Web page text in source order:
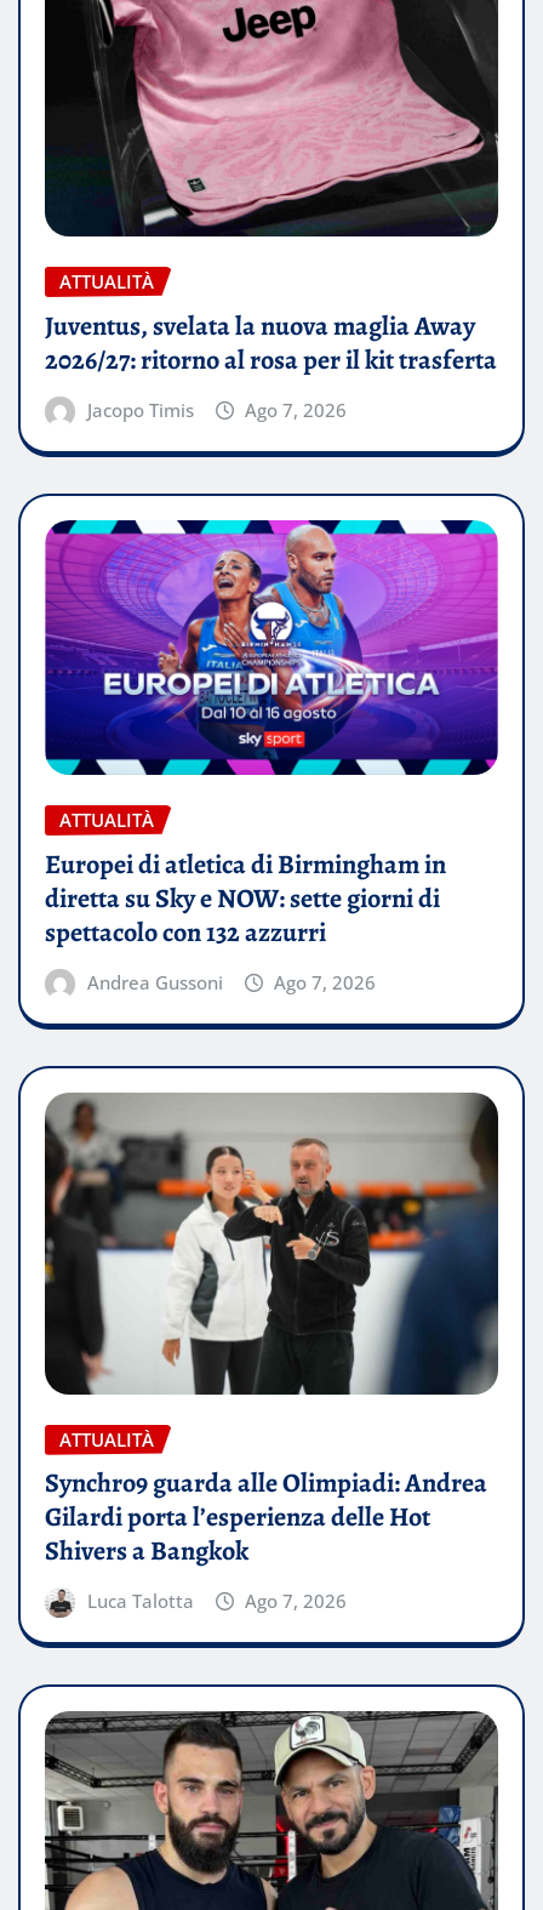
ATTUALITÀ
Juventus, svelata la nuova maglia Away
2026/27: ritorno al rosa per il kit trasferta
Jacopo Timis Ago 7, 2026
ATTUALITÀ
Europei di atletica di Birmingham in
diretta su Sky e NOW: sette giorni di
spettacolo con 132 azzurri
Andrea Gussoni Ago 7, 2026
ATTUALITÀ
Synchro9 guarda alle Olimpiadi: Andrea
Gilardi porta l’esperienza delle Hot
Shivers a Bangkok
Luca Talotta Ago 7, 2026